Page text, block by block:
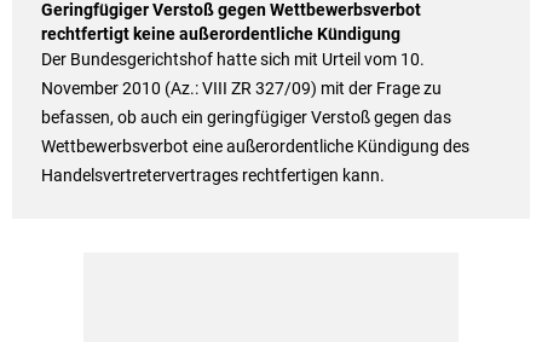
Geringfügiger Verstoß gegen Wettbewerbsverbot
rechtfertigt keine außerordentliche Kündigung
Der Bundesgerichtshof hatte sich mit Urteil vom 10.
November 2010 (Az.: VIII ZR 327/09) mit der Frage zu
befassen, ob auch ein geringfügiger Verstoß gegen das
Wettbewerbsverbot eine außerordentliche Kündigung des
Handelsvertretervertrages rechtfertigen kann.